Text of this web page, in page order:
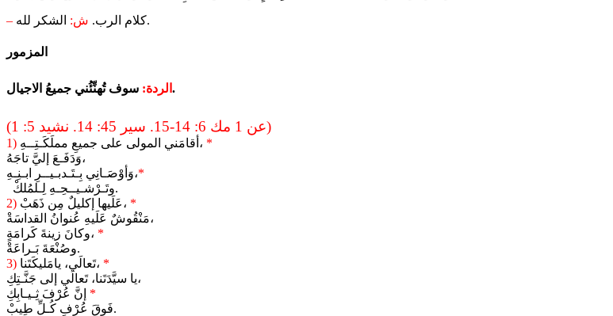
– كلام الرب. ش: الشكر لله.
المزمور
الردة: سوف تُهنِّئُني جميعُ الاجيال.
(عن 1 مك 6: 14-15. سير 45: 14. نشيد 5: 1)
1) أقامَني المولى على جميعِ مملَكَـتِــهِ، *
وَدَفَـعَ إليَّ تاجَهُ،
وَأوْصَـانِي بِـتَـدبـيــرِ ابـنِـهِ،*
وتَـرْشـيــحِـهِ لِـلمُلكْ.
2)
عَلَيها إكليلٌ مِن ذَهَبْ، *
مَنْقُوشٌ عَلَيهِ عُنوانُ القداسَةْ،
وكانَ زينةَ كَرامَةٍ، *
وصُنْعَةَ بَـراعَةْ.
3)
تَعالَي، يامَليكَتَنا، *
يا سيَّدَتَنا، تَعالَي إلى جَنَّـتِكِ،
*
فَوقَ عُرْفِ كُـلِّ طِيبْ.